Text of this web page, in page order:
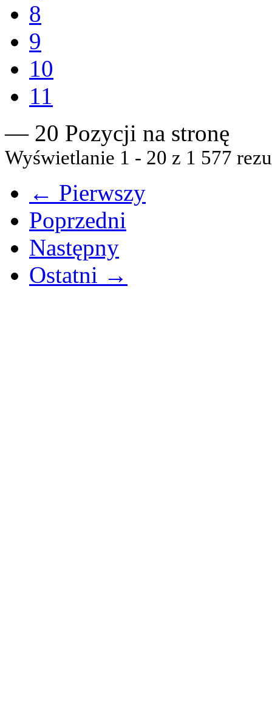
8
9
10
11
— 20 Pozycji na stronę
Wyświetlanie 1 - 20 z 1 577
← Pierwszy
Poprzedni
Następny
Ostatni →